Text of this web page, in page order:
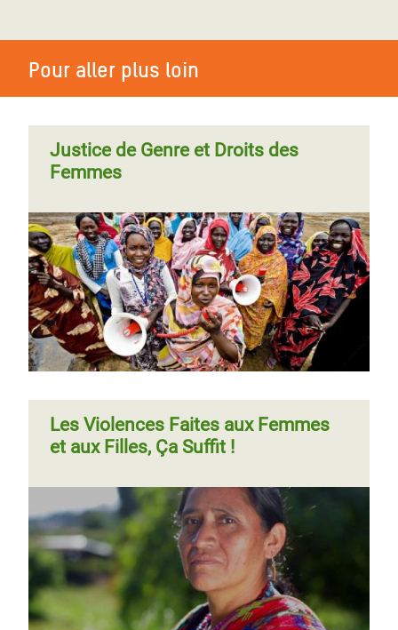
Pour aller plus loin
Justice de Genre et Droits des
Femmes
Les Violences Faites aux Femmes
et aux Filles, Ça Suffit !